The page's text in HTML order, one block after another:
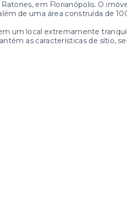
em Florianópolis. O
de uma área construída de
um local extremamente
as características de sítio,